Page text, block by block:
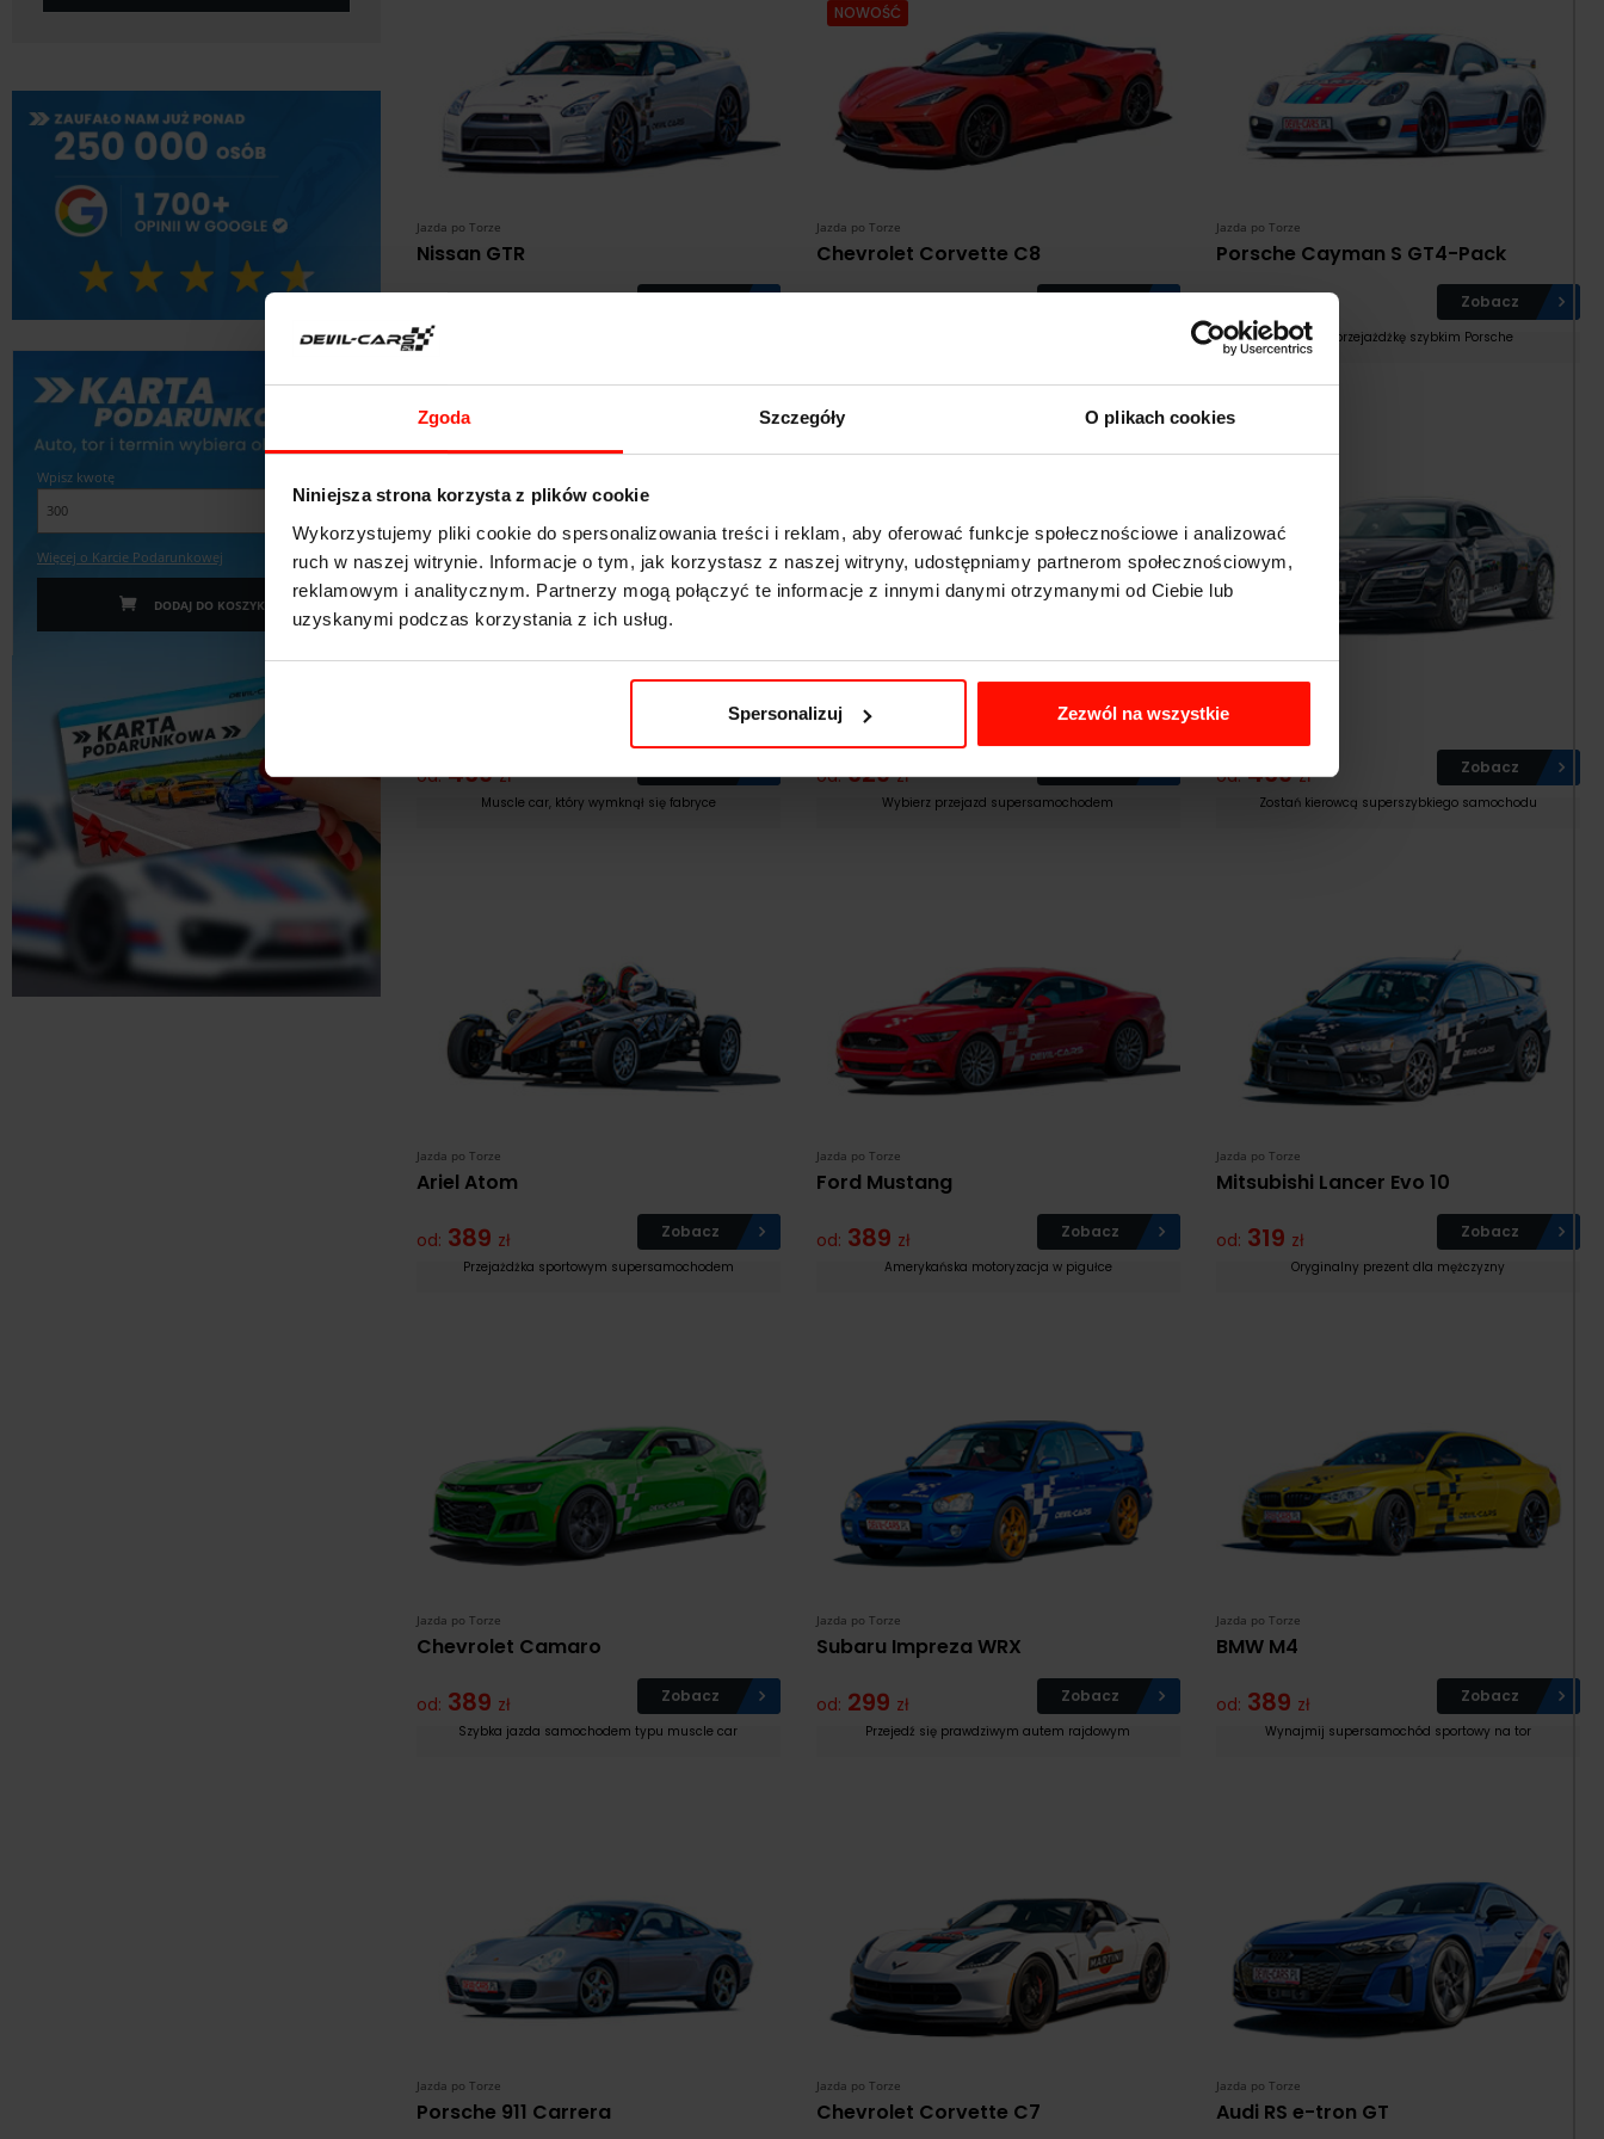
Zgoda Szczegóły O plikach cookies
Niniejsza strona korzysta z plików cookie
Wykorzystujemy pliki cookie do spersonalizowania treści i reklam, aby oferować funkcje społecznościowe i analizować
ruch w naszej witrynie. Informacje o tym, jak korzystasz z naszej witryny, udostępniamy partnerom społecznościowym,
reklamowym i analitycznym. Partnerzy mogą połączyć te informacje z innymi danymi otrzymanymi od Ciebie lub
uzyskanymi podczas korzystania z ich usług.
Spersonalizuj Zezwól na wszystkie
Wpisz kwotę
Więcej o Karcie Podarunkowej
DODAJ DO KOSZYKA
Jazda po Torze
Nissan GTR
NOWOŚĆ
Jazda po Torze
Chevrolet Corvette C8
Jazda po Torze
Porsche Cayman S GT4-Pack
Zobacz
Podaruj przejażdżkę szybkim Porsche
od: 469 zł
Muscle car, który wymknął się fabryce
Ferrari Italia (458)
od: 629 zł
Wybierz przejazd supersamochodem
Audi R8 V10
od: 469 zł Zobacz
Zostań kierowcą superszybkiego samochodu
Jazda po Torze
Ariel Atom
od: 389 zł Zobacz
Przejażdżka sportowym supersamochodem
Jazda po Torze
Ford Mustang
od: 389 zł Zobacz
Amerykańska motoryzacja w pigułce
Jazda po Torze
Mitsubishi Lancer Evo 10
od: 319 zł Zobacz
Oryginalny prezent dla mężczyzny
Jazda po Torze
Chevrolet Camaro
od: 389 zł Zobacz
Szybka jazda samochodem typu muscle car
Jazda po Torze
Subaru Impreza WRX
od: 299 zł Zobacz
Przejedź się prawdziwym autem rajdowym
Jazda po Torze
BMW M4
od: 389 zł Zobacz
Wynajmij supersamochód sportowy na tor
Jazda po Torze
Porsche 911 Carrera
Jazda po Torze
Chevrolet Corvette C7
Jazda po Torze
Audi RS e-tron GT